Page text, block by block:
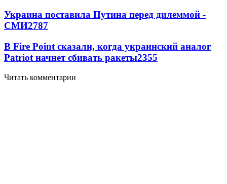
Украина поставила Путина перед дилеммой -
СМИ2787
В Fire Point сказали, когда украинский аналог
Patriot начнет сбивать ракеты2355
Читать комментарии